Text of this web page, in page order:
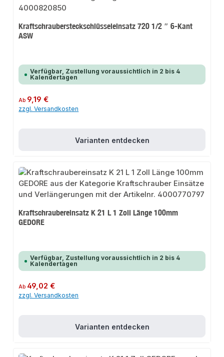
Kraftschraubersteckschlüsseleinsatz 720 1/2 ″ 6-Kant
ASW
Verfügbar, Zustellung voraussichtlich in 2 bis 4
Kalendertagen
Regulärer Preis:
Ab 9,19 €
zzgl. Versandkosten
Varianten entdecken
Kraftschraubereinsatz K 21 L 1 Zoll Länge 100mm
GEDORE
Verfügbar, Zustellung voraussichtlich in 2 bis 4
Kalendertagen
Regulärer Preis:
Ab 49,02 €
zzgl. Versandkosten
Varianten entdecken